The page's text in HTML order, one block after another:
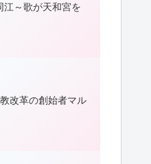
江～歌が天和宮を
改革の創始者マル